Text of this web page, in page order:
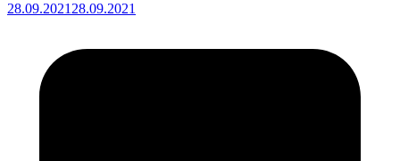
28.09.202128.09.2021